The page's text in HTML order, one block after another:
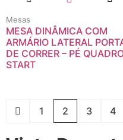
Mesas
MESA DINÂMICA COM
ARMÁRIO LATERAL
DE CORRER – PÉ
START
1 2 3 4